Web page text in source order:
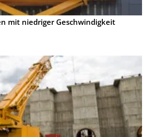
mit niedriger Geschwindigkeit